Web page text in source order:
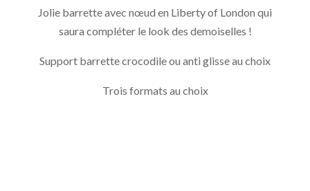
Jolie barrette avec nœud en Liberty of London qui
saura compléter le look des demoiselles !
Support barrette crocodile ou anti glisse au choix
Trois formats au choix